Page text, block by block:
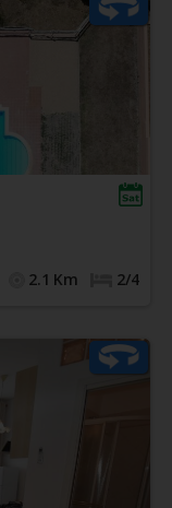
2/4
2.1 Km
in stile rustico
angolo cottura,
notte con letto
del paese
centralissimo
e zona notte
(eventualmente
FI